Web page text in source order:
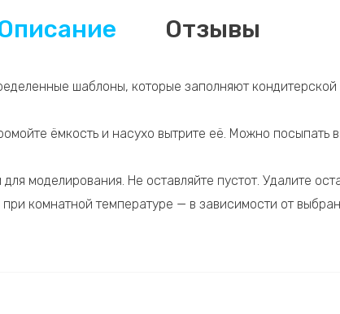
Отзывы
шаблоны, которые заполняют
ёмкость и насухо вытрите её. Можно
моделирования. Не оставляйте пустот. Удалите
комнатной температуре — в зависимости от